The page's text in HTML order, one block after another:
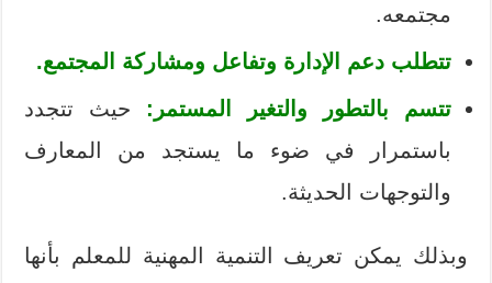
مجتمعه.
تتطلب دعم الإدارة وتفاعل ومشاركة المجتمع.
تتسم بالتطور والتغير المستمر: حيث تتجدد
باستمرار في ضوء ما يستجد من المعارف
والتوجهات الحديثة.
وبذلك يمكن تعريف التنمية المهنية للمعلم بأنها